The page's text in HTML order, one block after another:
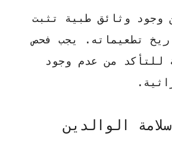
وجود وثائق طبية تثبت
تطعيماته. يجب فحص
للتأكد من عدم وجود
الوالدين